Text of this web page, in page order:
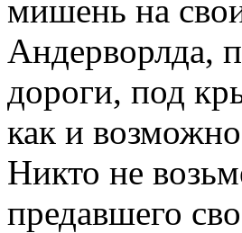
мишень на
Андерворлда,
дороги, под
как и
Никто не
предавшего